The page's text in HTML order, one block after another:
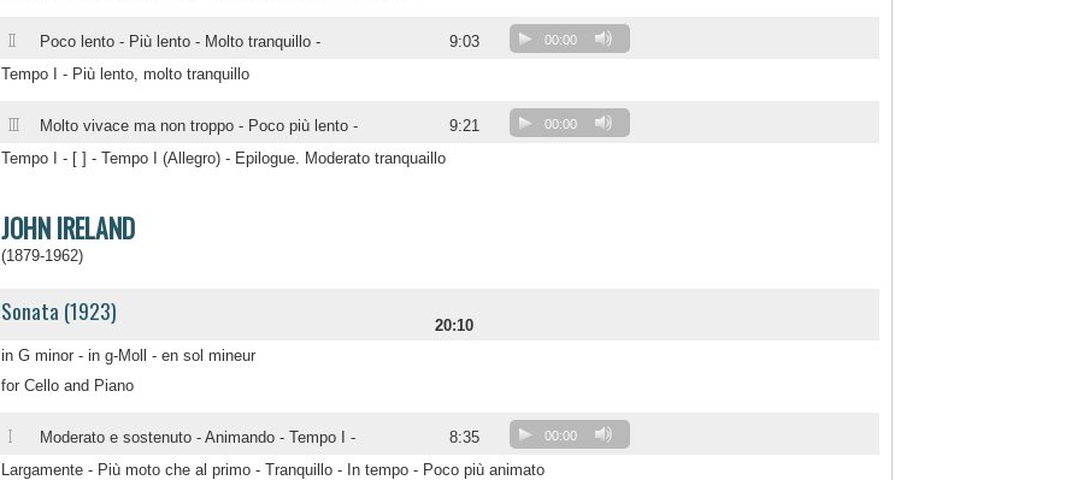
II Poco lento - Più lento - Molto tranquillo - 9:03 00:00
Tempo I - Più lento, molto tranquillo
III Molto vivace ma non troppo - Poco più lento - 9:21 00:00
Tempo I - [ ] - Tempo I (Allegro) - Epilogue. Moderato tranquaillo
JOHN IRELAND
(1879-1962)
Sonata (1923)
20:10
in G minor - in g-Moll - en sol mineur
for Cello and Piano
I Moderato e sostenuto - Animando - Tempo I - 8:35 00:00
Largamente - Più moto che al primo - Tranquillo - In tempo - Poco più animato